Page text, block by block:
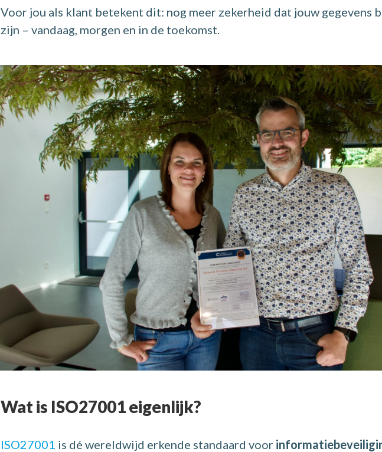
Voor jou als klant betekent dit: nog meer zekerheid dat jouw gegevens
zijn – vandaag, morgen en in de toekomst.
Wat is ISO27001 eigenlijk?
ISO27001 is dé wereldwijd erkende standaard voor